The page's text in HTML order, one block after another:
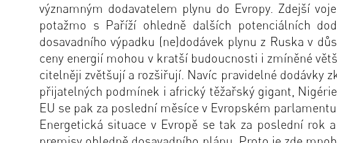
významným dodavatelem plynu do Evropy. Zdejší
potažmo s Paříží ohledně dalších potenciálních
dosavadního výpadku (ne)dodávek plynu z Ruska v
ceny energií mohou v kratší budoucnosti i zmíněné
citelněji zvětšují a rozšiřují. Navíc pravidelné dodávky
přijatelných podmínek i africký těžařský gigant,
EU se pak za poslední měsíce v Evropském
Energetická situace v Evropě se tak za poslední rok